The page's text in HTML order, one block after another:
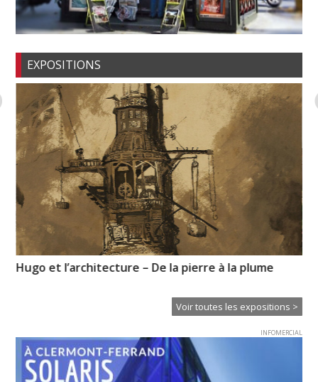
EXPOSITIONS
Hugo et l’architecture – De la pierre à la plume
Voir toutes les expositions >
INFOMERCIAL